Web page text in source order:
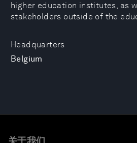
Headquarters
Belgium
higher education institutes, as
stakeholders outside of the
关于我们